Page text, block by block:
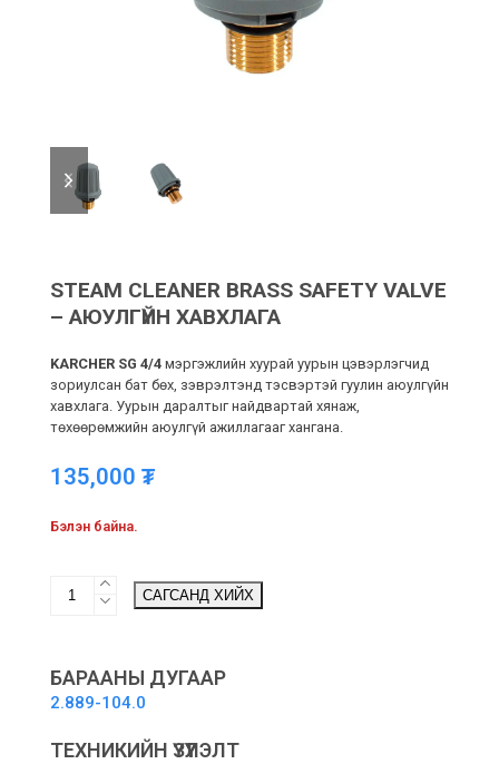
previous
slide
next
slide
STEAM CLEANER BRASS SAFETY VALVE
– АЮУЛГҮЙН ХАВХЛАГА
KARCHER SG 4/4мэргэжлийн хуурай уурын цэвэрлэгчид
зориулсан бат бөх, зэврэлтэнд тэсвэртэй гуулин аюулгүйн
хавхлага. Уурын даралтыг найдвартай хянаж,
төхөөрөмжийн аюулгүй ажиллагааг хангана.
135,000 ₮
Бэлэн байна.
Cleaner
Valve
-
Аюулгүйн
quantity
САГСАНД ХИЙХ
БАРААНЫ ДУГААР
2.889-104.0
ТЕХНИКИЙН ҮЗҮҮЛЭЛТ